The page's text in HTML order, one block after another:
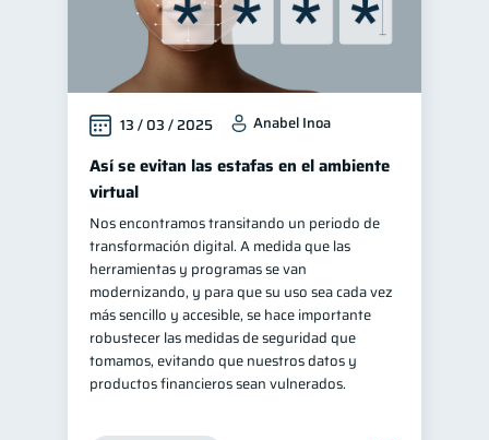
13 / 03 / 2025 Anabel Inoa
Así se evitan las estafas en el ambiente
virtual
Nos encontramos transitando un periodo de
transformación digital. A medida que las
herramientas y programas se van
modernizando, y para que su uso sea cada vez
más sencillo y accesible, se hace importante
robustecer las medidas de seguridad que
tomamos, evitando que nuestros datos y
productos financieros sean vulnerados.